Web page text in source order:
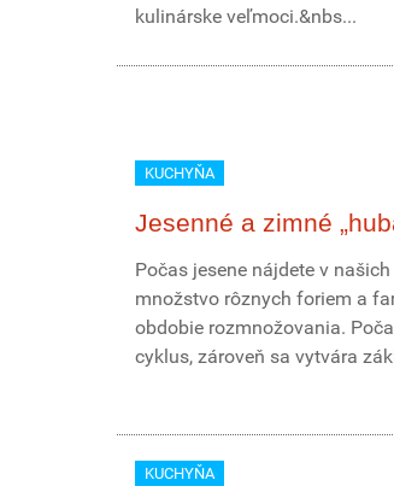
kulinárske veľmoci.&nbs...
KUCHYŇA
Jesenné a zimné
Počas jesene nájdete v
množstvo rôznych foriem a
obdobie rozmnožovania.
cyklus, zároveň sa vytvára
KUCHYŇA